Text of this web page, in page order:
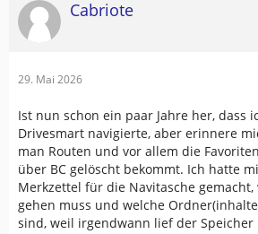
Cabriote
29. Mai 2026
Ist nun schon ein paar Jahre her, dass
Drivesmart navigierte, aber erinnere
man Routen und vor allem die
über BC gelöscht bekommt. Ich hatte
Merkzettel für die Navitasche
gehen muss und welche
sind, weil irgendwann lief der